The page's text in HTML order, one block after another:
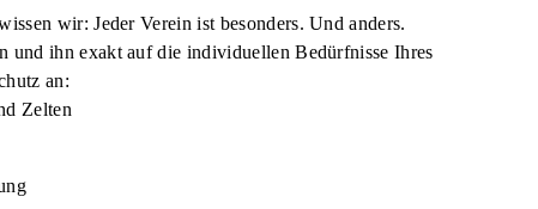
wir: Jeder Verein ist besonders. Und anders.
und ihn exakt auf die individuellen Bedürfnisse Ihres
an:
Zelten